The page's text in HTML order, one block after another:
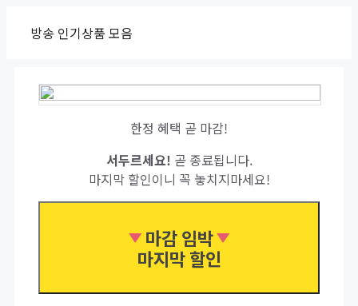
방송 인기상품 모음
한정 혜택 곧 마감!
서두르세요! 곧 종료됩니다.
마지막 할인이니 꼭 놓치지마세요!
마감 임박
마지막 할인